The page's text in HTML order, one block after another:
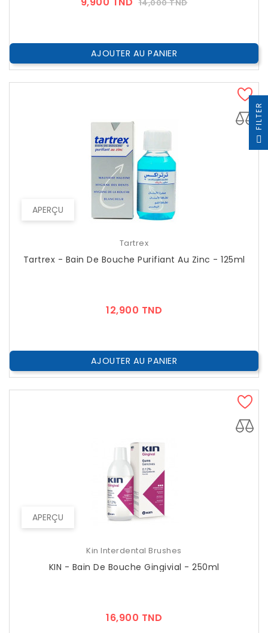
14,000 TND
AJOUTER AU PANIER
APERÇU
Tartrex
Tartrex - Bain De Bouche Purifiant Au Zinc - 125ml
12,900 TND
AJOUTER AU PANIER
APERÇU
Kin Interdental Brushes
KIN - Bain De Bouche Gingivial - 250ml
16,900 TND
R